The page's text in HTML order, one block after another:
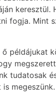
fogja. Mint
példájukat
tudatosak